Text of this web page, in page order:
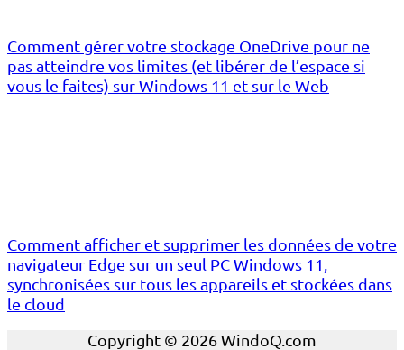
Comment gérer votre stockage OneDrive pour ne
pas atteindre vos limites (et libérer de l’espace si
vous le faites) sur Windows 11 et sur le Web
Comment afficher et supprimer les données de votre
navigateur Edge sur un seul PC Windows 11,
synchronisées sur tous les appareils et stockées dans
le cloud
Copyright © 2026 WindoQ.com